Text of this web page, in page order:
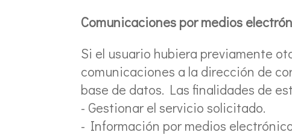
Comunicaciones por medios
Si el usuario hubiera previamente
comunicaciones a la dirección de
base de datos. Las finalidades de
- Gestionar el servicio solicitado.
- Información por medios